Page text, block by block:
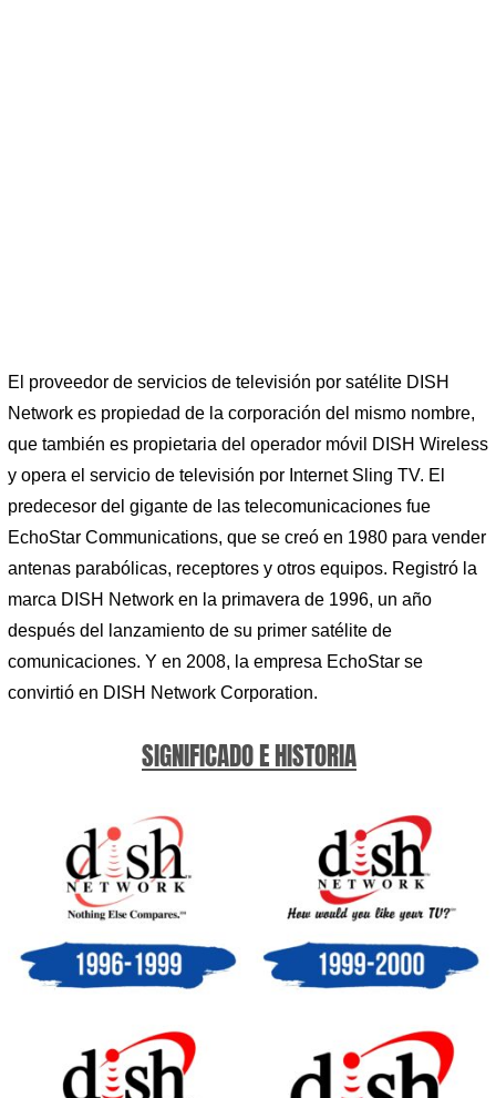
El proveedor de servicios de televisión por satélite DISH
Network es propiedad de la corporación del mismo nombre,
que también es propietaria del operador móvil DISH Wireless
y opera el servicio de televisión por Internet Sling TV. El
predecesor del gigante de las telecomunicaciones fue
EchoStar Communications, que se creó en 1980 para vender
antenas parabólicas, receptores y otros equipos. Registró la
marca DISH Network en la primavera de 1996, un año
después del lanzamiento de su primer satélite de
comunicaciones. Y en 2008, la empresa EchoStar se
convirtió en DISH Network Corporation.
SIGNIFICADO E HISTORIA